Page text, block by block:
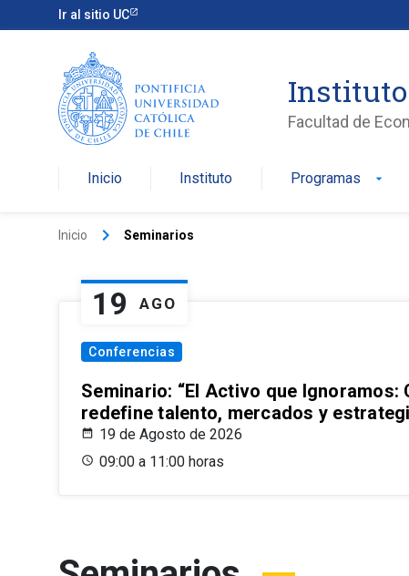
Ir al sitio UC
Instituto
Facultad de
Inicio Instituto Programas arrow_drop_down
Inicio keyboard_arrow_right Seminarios
19 AGO
Conferencias
Seminario: “El Activo que Ignoramos:
redefine talento, mercados y
19 de Agosto de 2026
09:00 a 11:00 horas